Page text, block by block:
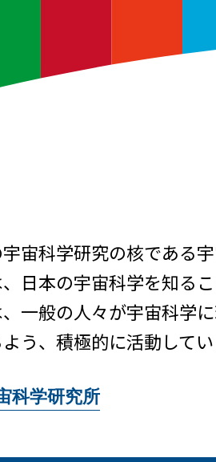
宙科学研究の核である
、日本の宇宙科学を知る
一般の人々が宇宙科学
う、積極的に活動してい
科学研究所